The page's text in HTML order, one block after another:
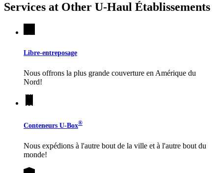
Services at Other U-Haul Établissements
Libre-entreposage
Nous offrons la plus grande couverture en Amérique du
Nord!
Conteneurs U-Box®
Nous expédions à l'autre bout de la ville et à l'autre bout du
monde!